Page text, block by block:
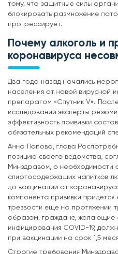
тому, что защитные силы
блокировать размножение
прогрессирует.
Почему алкоголь и
коронавируса
Два года назад начались
населения от новой вирусной
препаратом «Спутник V».
исследований эксперты
эффективность прививки
обязательных рекомендаций
Анна Попова, глава
позицию своего ведомства,
Минздравом, о необходимости
спиртосодержащих напитков
до вакцинации от
компонента прививки
трезвости еще на протяжении
образом, граждане, желающие
инфицирования COVID-19,
при вакцинации на срок 1,5
Строгие требования